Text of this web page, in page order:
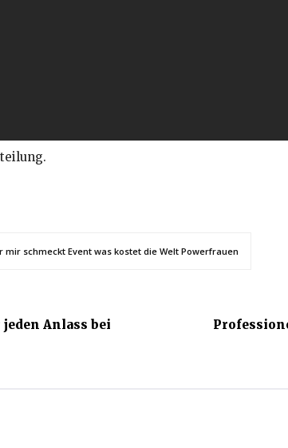
schmeckt Event was kostet die Welt Powerfrauen
Anlass bei